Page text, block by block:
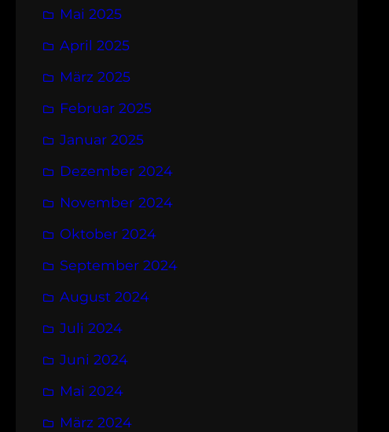
Mai 2025
April 2025
März 2025
Februar 2025
Januar 2025
Dezember 2024
November 2024
Oktober 2024
September 2024
August 2024
Juli 2024
Juni 2024
Mai 2024
März 2024